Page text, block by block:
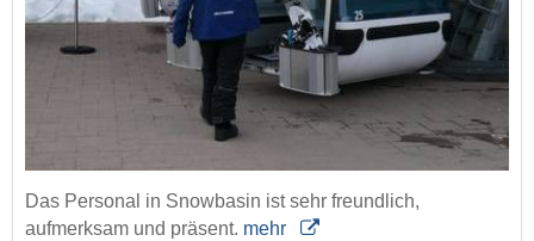
Das Personal in Snowbasin ist sehr freundlich,
aufmerksam und präsent. mehr